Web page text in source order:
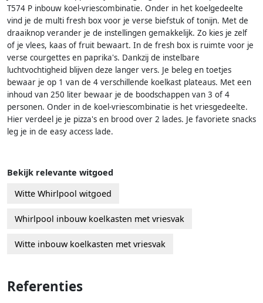
T574 P inbouw koel-vriescombinatie. Onder in het koelgedeelte
vind je de multi fresh box voor je verse biefstuk of tonijn. Met de
draaiknop verander je de instellingen gemakkelijk. Zo kies je zelf
of je vlees, kaas of fruit bewaart. In de fresh box is ruimte voor je
verse courgettes en paprika's. Dankzij de instelbare
luchtvochtigheid blijven deze langer vers. Je beleg en toetjes
bewaar je op 1 van de 4 verschillende koelkast plateaus. Met een
inhoud van 250 liter bewaar je de boodschappen van 3 of 4
personen. Onder in de koel-vriescombinatie is het vriesgedeelte.
Hier verdeel je je pizza's en brood over 2 lades. Je favoriete snacks
leg je in de easy access lade.
Bekijk relevante witgoed
Witte Whirlpool witgoed
Whirlpool inbouw koelkasten met vriesvak
Witte inbouw koelkasten met vriesvak
Referenties